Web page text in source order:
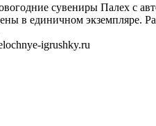
сувениры Палех с
в единичном экземпляре.
igrushky.ru